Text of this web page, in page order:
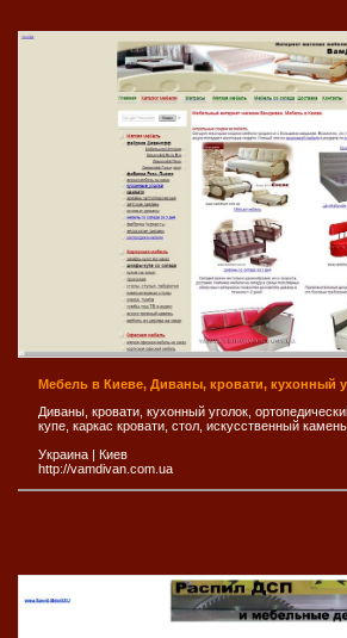
Мебель в Киеве, Диваны, кровати, кухонный
Диваны, кровати, кухонный уголок,
купе, каркас кровати, стол, искусственный
Украина
Киев
http://vamdivan.com.ua